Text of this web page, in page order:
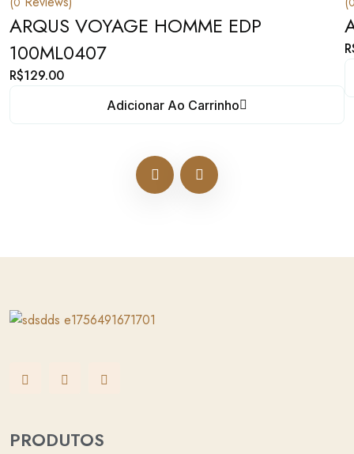
ARQUS VOYAGE HOMME EDP
100ML0407
R$129.00
Adicionar Ao Carrinho
PRODUTOS